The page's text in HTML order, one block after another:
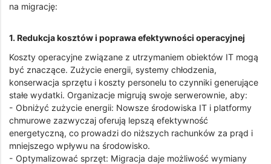
na migrację:
1. Redukcja kosztów i poprawa efektywności operacyjnej
Koszty operacyjne związane z utrzymaniem obiektów IT mogą
być znaczące. Zużycie energii, systemy chłodzenia,
konserwacja sprzętu i koszty personelu to czynniki generujące
stałe wydatki. Organizacje migrują swoje serwerownie, aby:
- Obniżyć zużycie energii: Nowsze środowiska IT i platformy
chmurowe zazwyczaj oferują lepszą efektywność
energetyczną, co prowadzi do niższych rachunków za prąd i
mniejszego wpływu na środowisko.
- Optymalizować sprzęt: Migracja daje możliwość wymiany